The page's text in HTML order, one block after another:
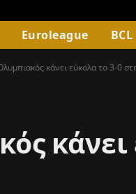
Euroleague BCL
κάνει εύκολα το 3-0